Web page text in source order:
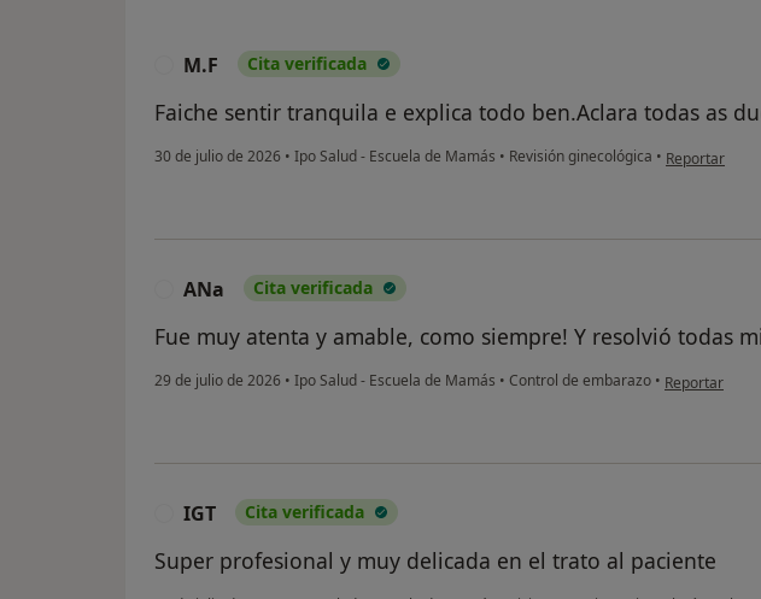
M.F Cita verificada
Faiche sentir tranquila e explica todo ben.Aclara todas as
30 de julio de 2026 • Ipo Salud - Escuela de Mamás • Revisión ginecológica • en opinión del
Reportar
ANa Cita verificada
Fue muy atenta y amable, como siempre! Y resolvió todas
29 de julio de 2026 • Ipo Salud - Escuela de Mamás • Control de embarazo • en opinión del
Reportar
IGT Cita verificada
Super profesional y muy delicada en el trato al paciente